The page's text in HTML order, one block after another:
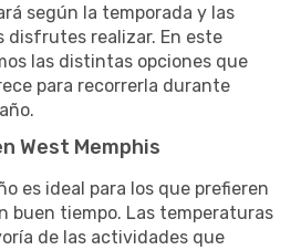
según la temporada y las
disfrutes realizar. En este
las distintas opciones que
para recorrerla durante
West Memphis
es ideal para los que prefieren
buen tiempo. Las temperaturas
de las actividades que